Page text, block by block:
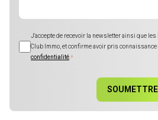
J'accepte de recevoir la newsletter ainsi que
Club Immo, et confirme avoir pris connaissance
confidentialité*